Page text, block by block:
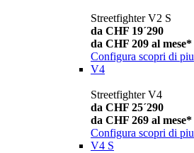
Streetfighter V2 S
da CHF 19´290
da CHF 209 al mese*
Configura scopri di piu
V4
Streetfighter V4
da CHF 25´290
da CHF 269 al mese*
Configura scopri di piu
V4 S